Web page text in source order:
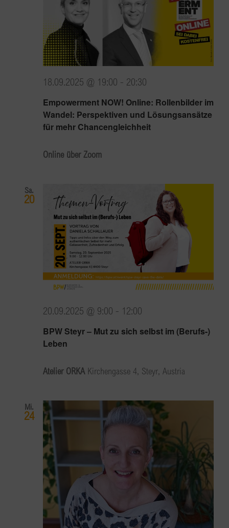
Empowerment NOW! Online: Rollenbilder im
Wandel: Perspektiven und Lösungsansätze
für mehr Chancengleichheit
18.09.2025 @ 19:00 - 20:30
Online über Zoom
Sa.
20
BPW Steyr – Mut zu sich selbst im (Berufs-)
Leben
20.09.2025 @ 9:00 - 12:00
Atelier ORKA Kirchengasse 4, Steyr, Austria
Mi.
24